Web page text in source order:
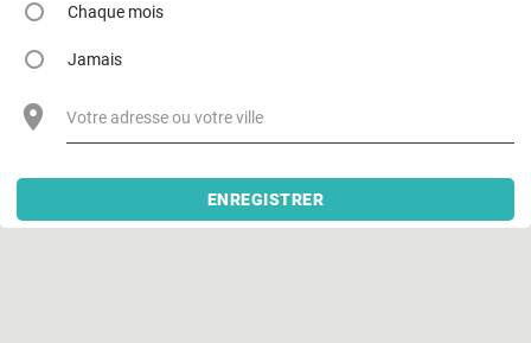
Chaque mois
Jamais
Votre adresse ou votre ville